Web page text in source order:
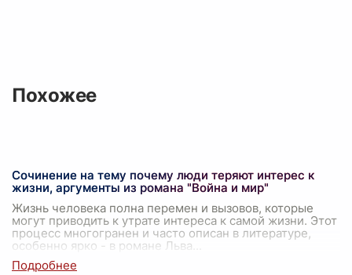
Похожее
Сочинение на тему почему люди теряют интерес к
жизни, аргументы из романа "Война и мир"
Жизнь человека полна перемен и вызовов, которые
могут приводить к утрате интереса к самой жизни. Этот
процесс многогранен и часто описан в литературе,
особенно ярко - в романе Льва